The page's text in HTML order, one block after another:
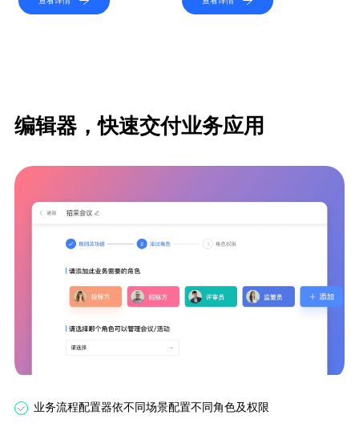
编辑器，快速交付业务应用
业务流程配置器依不同场景配置不同角色及权限